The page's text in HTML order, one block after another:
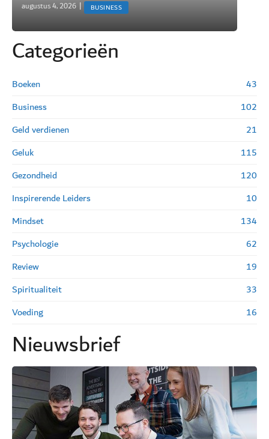
augustus 4, 2026 | BUSINESS
Categorieën
Boeken
43
Business
102
Geld verdienen
21
Geluk
115
Gezondheid
120
Inspirerende Leiders
10
Mindset
134
Psychologie
62
Review
19
Spiritualiteit
33
Voeding
16
Nieuwsbrief